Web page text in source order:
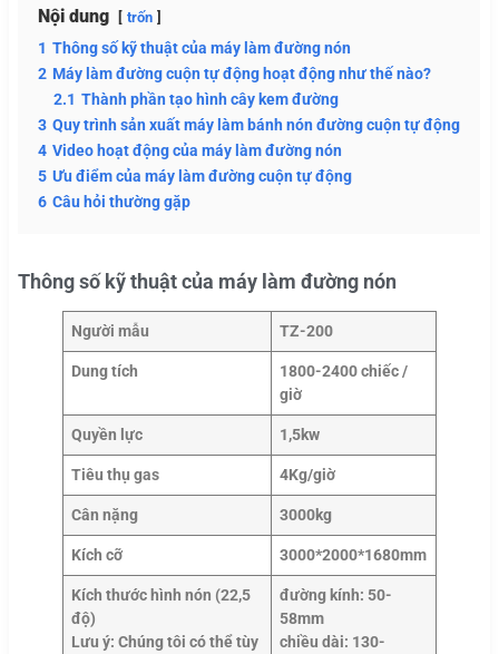
Nội dung trốn
1 Thông số kỹ thuật của máy làm đường nón
2 Máy làm đường cuộn tự động hoạt động như thế nào?
2.1 Thành phần tạo hình cây kem đường
3 Quy trình sản xuất máy làm bánh nón đường cuộn tự động
4 Video hoạt động của máy làm đường nón
5 Ưu điểm của máy làm đường cuộn tự động
6 Câu hỏi thường gặp
Thông số kỹ thuật của máy làm đường nón
Người mẫu TZ-200
Dung tích
1800-2400 chiếc /
giờ
Quyền lực 1,5kw
Tiêu thụ gas 4Kg/giờ
Cân nặng 3000kg
Kích cỡ 3000*2000*1680mm
Kích thước hình nón (22,5
độ)
Lưu ý: Chúng tôi có thể tùy
đường kính: 50-
58mm
chiều dài: 130-